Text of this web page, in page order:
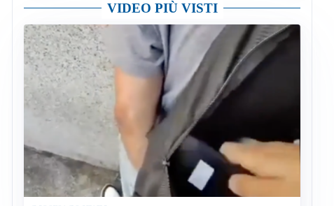
VIDEO PIÙ VISTI